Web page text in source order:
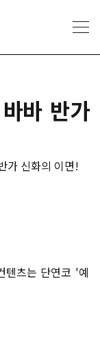
바 반가
가 신화의 이면!
텐츠는 단연코 '예